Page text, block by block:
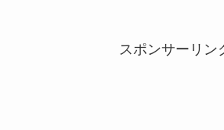
スポンサーリン